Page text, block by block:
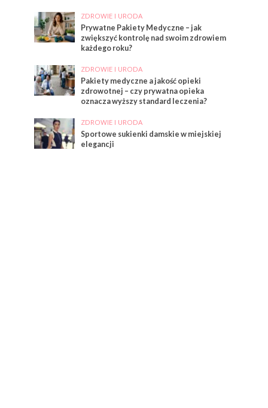
ZDROWIE I URODA
Prywatne Pakiety Medyczne – jak
zwiększyć kontrolę nad swoim zdrowiem
każdego roku?
ZDROWIE I URODA
Pakiety medyczne a jakość opieki
zdrowotnej – czy prywatna opieka
oznacza wyższy standard leczenia?
ZDROWIE I URODA
Sportowe sukienki damskie w miejskiej
elegancji